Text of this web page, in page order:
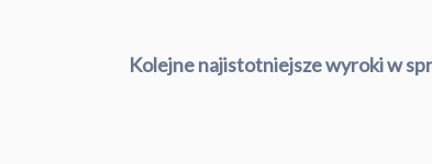
Kolejne najistotniejsze wyroki w